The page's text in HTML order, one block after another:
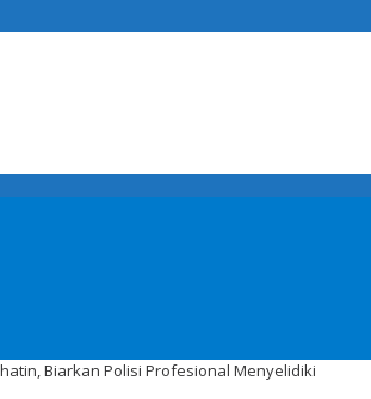
Biarkan Polisi Profesional Menyelidiki